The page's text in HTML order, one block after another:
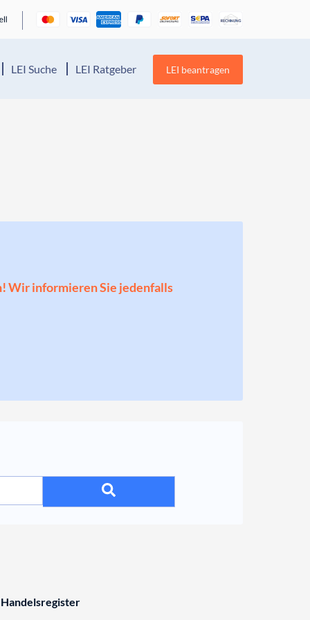
LEI Suche LEI Ratgeber LEI beantragen
Wir informieren Sie jedenfalls